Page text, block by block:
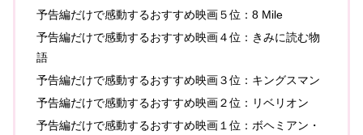
予告編だけで感動するおすすめ映画５位：8 Mile
予告編だけで感動するおすすめ映画４位：きみに読む物
語
予告編だけで感動するおすすめ映画３位：キングスマン
予告編だけで感動するおすすめ映画２位：リベリオン
予告編だけで感動するおすすめ映画１位：ボヘミアン・